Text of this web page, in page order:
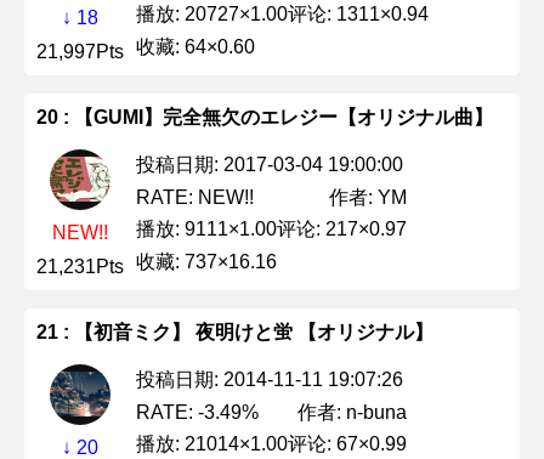
↓ 18
21,997Pts
播放: 20727×1.00评论: 1311×0.94
收藏: 64×0.60
20 : 【GUMI】完全無欠のエレジー【オリジナル曲】
NEW!!
21,231Pts
投稿日期: 2017-03-04 19:00:00
RATE: NEW!!
作者: YM
播放: 9111×1.00评论: 217×0.97
收藏: 737×16.16
21 : 【初音ミク】 夜明けと蛍 【オリジナル】
↓ 20
投稿日期: 2014-11-11 19:07:26
RATE: -3.49%
作者: n-buna
播放: 21014×1.00评论: 67×0.99